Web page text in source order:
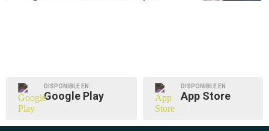
DISPONIBLE EN
Google Play
DISPONIBLE EN
App Store